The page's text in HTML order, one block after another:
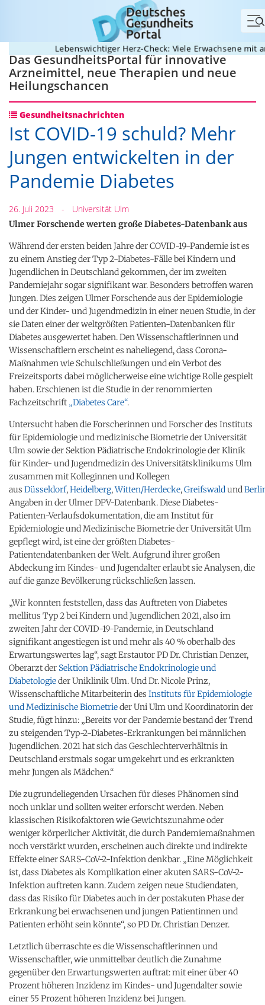
Lebenswichtiger Herz-Check: Viele Erwachsene mit
Das GesundheitsPortal für innovative
Arzneimittel, neue Therapien und neue
Heilungschancen
Gesundheitsnachrichten
Ist COVID-19 schuld? Mehr
Jungen entwickelten in der
Pandemie Diabetes
26. Juli 2023 - Universität Ulm
Ulmer Forschende werten große Diabetes-Datenbank aus
Während der ersten beiden Jahre der COVID-19-Pandemie ist es
zu einem Anstieg der Typ 2-Diabetes-Fälle bei Kindern und
Jugendlichen in Deutschland gekommen, der im zweiten
Pandemiejahr sogar signifikant war. Besonders betroffen waren
Jungen. Dies zeigen Ulmer Forschende aus der Epidemiologie
und der Kinder- und Jugendmedizin in einer neuen Studie, in der
sie Daten einer der weltgrößten Patienten-Datenbanken für
Diabetes ausgewertet haben. Den Wissenschaftlerinnen und
Wissenschaftlern erscheint es naheliegend, dass Corona-
Maßnahmen wie Schulschließungen und ein Verbot des
Freizeitsports dabei möglicherweise eine wichtige Rolle gespielt
haben. Erschienen ist die Studie in der renommierten
Fachzeitschrift „Diabetes Care“.
Untersucht haben die Forscherinnen und Forscher des Instituts
für Epidemiologie und medizinische Biometrie der Universität
Ulm sowie der Sektion Pädiatrische Endokrinologie der Klinik
für Kinder- und Jugendmedizin des Universitätsklinikums Ulm
zusammen mit Kolleginnen und Kollegen
aus Düsseldorf, Heidelberg,Witten/Herdecke, Greifswald und
Angaben in der Ulmer DPV-Datenbank. Diese Diabetes-
Patienten-Verlaufsdokumentation, die am Institut für
Epidemiologie und Medizinische Biometrie der Universität Ulm
gepflegt wird, ist eine der größten Diabetes-
Patientendatenbanken der Welt. Aufgrund ihrer großen
Abdeckung im Kindes- und Jugendalter erlaubt sie Analysen, die
auf die ganze Bevölkerung rückschließen lassen.
„Wir konnten feststellen, dass das Auftreten von Diabetes
mellitus Typ 2 bei Kindern und Jugendlichen 2021, also im
zweiten Jahr der COVID-19-Pandemie, in Deutschland
signifikant angestiegen ist und mehr als 40 % oberhalb des
Erwartungswertes lag“, sagt Erstautor PD Dr. Christian Denzer,
Oberarzt der Sektion Pädiatrische Endokrinologie und
Diabetologieder Uniklinik Ulm. Und Dr. Nicole Prinz,
Wissenschaftliche Mitarbeiterin des Instituts für Epidemiologie
und Medizinische Biometrieder Uni Ulm und Koordinatorin der
Studie, fügt hinzu: „Bereits vor der Pandemie bestand der Trend
zu steigenden Typ-2-Diabetes-Erkrankungen bei männlichen
Jugendlichen. 2021 hat sich das Geschlechterverhältnis in
Deutschland erstmals sogar umgekehrt und es erkrankten
mehr Jungen als Mädchen.“
Die zugrundeliegenden Ursachen für dieses Phänomen sind
noch unklar und sollten weiter erforscht werden. Neben
klassischen Risikofaktoren wie Gewichtszunahme oder
weniger körperlicher Aktivität, die durch Pandemiemaßnahmen
noch verstärkt wurden, erscheinen auch direkte und indirekte
Effekte einer SARS-CoV-2-Infektion denkbar. „Eine Möglichkeit
ist, dass Diabetes als Komplikation einer akuten SARS-CoV-2-
Infektion auftreten kann. Zudem zeigen neue Studiendaten,
dass das Risiko für Diabetes auch in der postakuten Phase der
Erkrankung bei erwachsenen und jungen Patientinnen und
Patienten erhöht sein könnte“, so PD Dr. Christian Denzer.
Letztlich überraschte es die Wissenschaftlerinnen und
Wissenschaftler, wie unmittelbar deutlich die Zunahme
gegenüber den Erwartungswerten auftrat: mit einer über 40
Prozent höheren Inzidenz im Kindes- und Jugendalter sowie
einer 55 Prozent höheren Inzidenz bei Jungen.